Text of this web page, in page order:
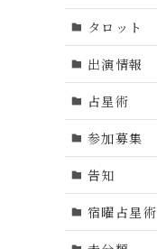
タロット
出演情報
占星術
参加募集
告知
宿曜占星術